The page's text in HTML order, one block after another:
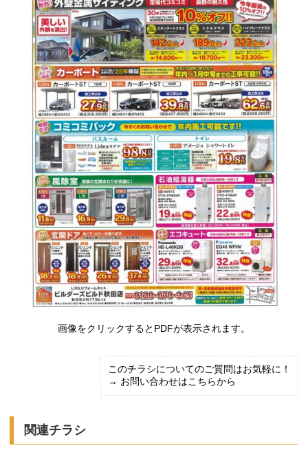
画像をクリックするとPDFが表示されます。
このチラシについてのご質問はお気軽に！
→ お問い合わせはこちらから
関連チラシ